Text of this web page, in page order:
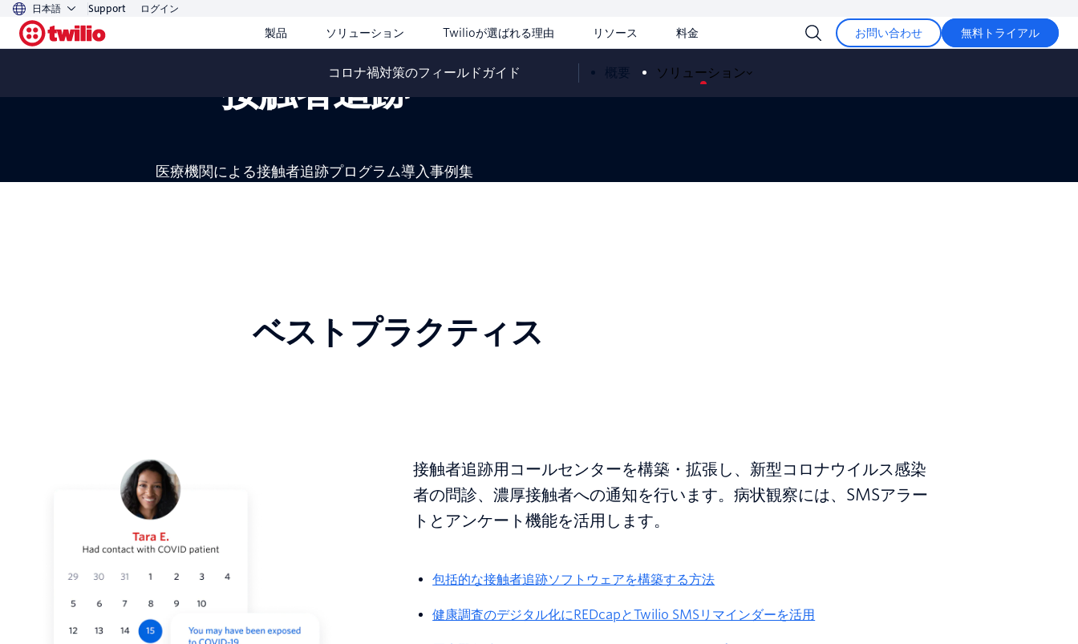
日本語 Support ログイン
製品 ソリューション Twilioが選ばれる理由 リソース 料金 お問い合わせ 無料トライアル
コロナ禍対策のフィールドガイド 概要 ソリューション
接触者追跡
医療機関による接触者追跡プログラム導入事例集
ベストプラクティス
接触者追跡用コールセンターを構築・拡張し、新型コロナウイルス感染
者の問診、濃厚接触者への通知を行います。病状観察には、SMSアラー
トとアンケート機能を活用します。
包括的な接触者追跡ソフトウェアを構築する方法
健康調査のデジタル化にREDcapとTwilio SMSリマインダーを活用